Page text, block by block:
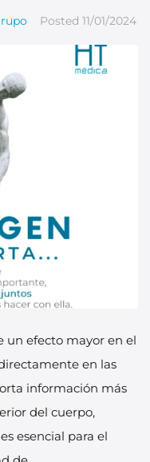
Posted 11/01/2024
un efecto mayor en el
en las
información más
del cuerpo,
esencial para el